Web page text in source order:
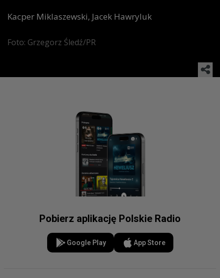
Kacper Miklaszewski, Jacek Hawryluk
Foto: Grzegorz Śledź/PR
Pobierz aplikację Polskie Radio
Google Play App Store